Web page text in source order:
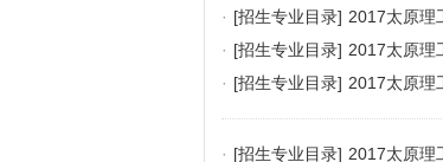
· [招生专业目录] 2017太原理
· [招生专业目录] 2017太原理
· [招生专业目录] 2017太原理
· [招生专业目录] 2017太原理